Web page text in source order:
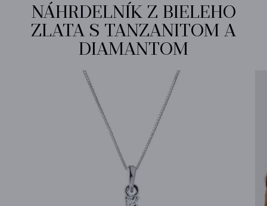
NÁHRDELNÍK Z BIELEHO
ZLATA S TANZANITOM A
DIAMANTOM